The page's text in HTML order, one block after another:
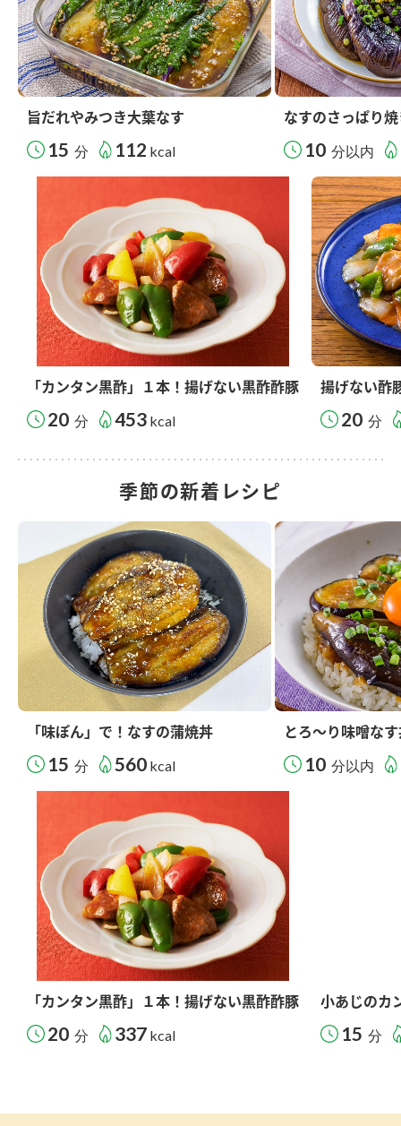
旨だれやみつき大葉なす
15 分 112 kcal
なすのさっぱり
10 分以内
「カンタン黒酢」１本！揚げない黒酢酢豚
20 分 453 kcal
揚げない酢
20 分
季節の新着レシピ
「味ぽん」で！なすの蒲焼丼
15 分 560 kcal
とろ～り味噌な
10 分以内
「カンタン黒酢」１本！揚げない黒酢酢豚
20 分 337 kcal
小あじのカ
15 分